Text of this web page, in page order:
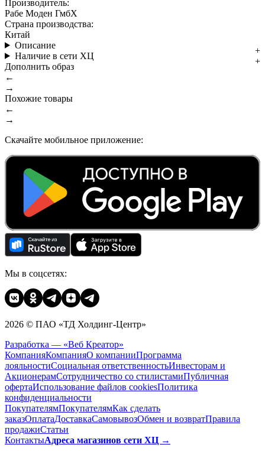
Производитель:
Рабе Моден ГмбХ
Страна производства:
Китай
Описание
Наличие в сети ХЦ
Дополнить образ
←
→
Похожие товары
←
→
Скачайте мобильное приложение:
Мы в соцсетях:
2026 © ПАО «ТД Холдинг-Центр»
Разработка — «Веб Креатор»
КомпанияКомпанияО компанииПрограмма
лояльностиСоциальная ответственностьИнвесторам и
АкционерамСотрудничество со стилистамиПубличная
офертаИспользование файлов cookiesПолитика
конфиденциальности
ПокупателямПокупателямКак сделать
заказОплатаДоставкаCамовывозОбмен и возвратПравила
продажиСтатьи
КонтактыАдреса магазинов сети ХЦ →